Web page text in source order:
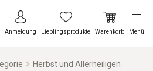
Anmeldung Lieblingsprodukte Warenkorb Menü
Herbst und Allerheiligen